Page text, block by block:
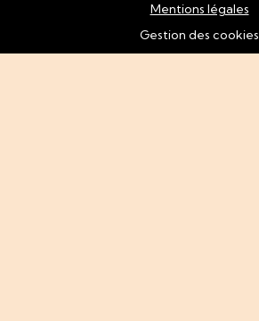
Mentions légales
Gestion des cookies